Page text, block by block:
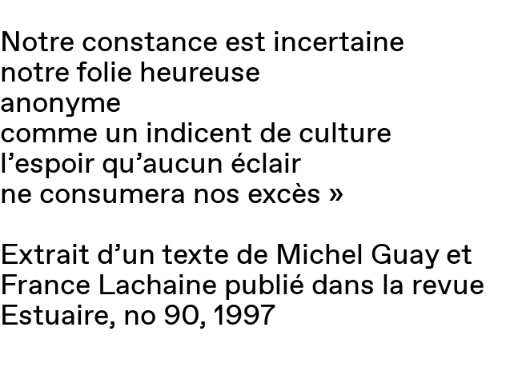
Notre constance est incertaine
notre folie heureuse
anonyme
comme un indicent de culture
l’espoir qu’aucun éclair
ne consumera nos excès »
Extrait d’un texte de Michel Guay et
France Lachaine publié dans la revue
Estuaire, no 90, 1997